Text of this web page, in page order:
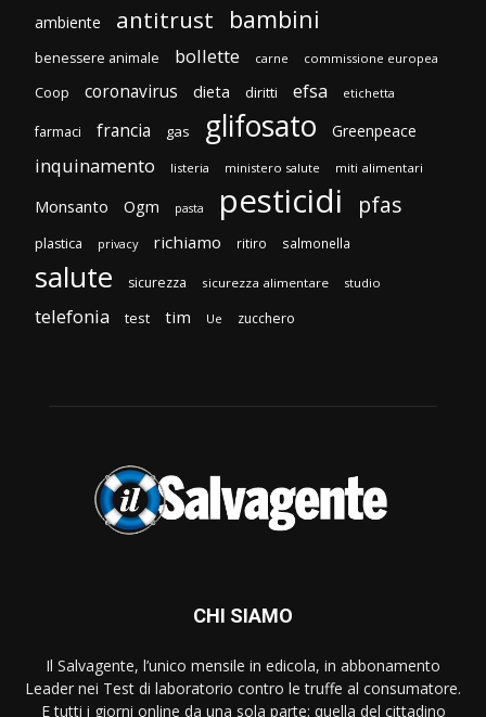
ambiente antitrust bambini
benessere animale bollette carne commissione europea
Coop coronavirus dieta diritti efsa etichetta
farmaci francia gas glifosato Greenpeace
inquinamento listeria ministero salute miti alimentari
Monsanto Ogm pasta pesticidi pfas
plastica privacy richiamo ritiro salmonella
salute sicurezza sicurezza alimentare studio
telefonia test tim Ue zucchero
CHI SIAMO
Il Salvagente, l’unico mensile in edicola, in abbonamento
Leader nei Test di laboratorio contro le truffe al consumatore.
E tutti i giorni online da una sola parte: quella del cittadino